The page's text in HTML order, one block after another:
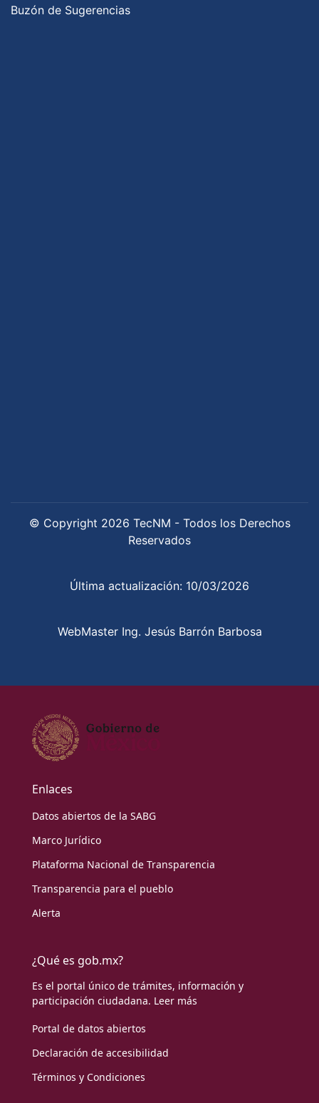
Buzón de Sugerencias
© Copyright 2026 TecNM - Todos los Derechos
Reservados
Última actualización: 10/03/2026
WebMaster Ing. Jesús Barrón Barbosa
Enlaces
Datos abiertos de la SABG
Marco Jurídico
Plataforma Nacional de Transparencia
Transparencia para el pueblo
Alerta
¿Qué es gob.mx?
Es el portal único de trámites, información y
participación ciudadana. Leer más
Portal de datos abiertos
Declaración de accesibilidad
Términos y Condiciones